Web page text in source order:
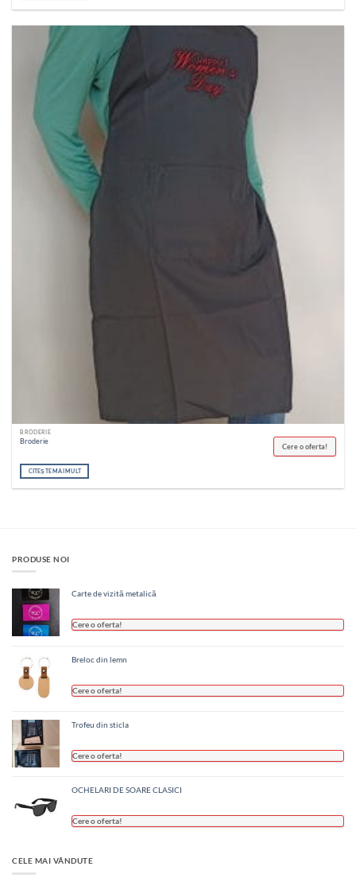
BRODERIE
Broderie
Cere o oferta!
CITEȘTE MAI MULT
PRODUSE NOI
Carte de vizită metalică
Cere o oferta!
Breloc din lemn
Cere o oferta!
Trofeu din sticla
Cere o oferta!
OCHELARI DE SOARE CLASICI
Cere o oferta!
CELE MAI VÂNDUTE